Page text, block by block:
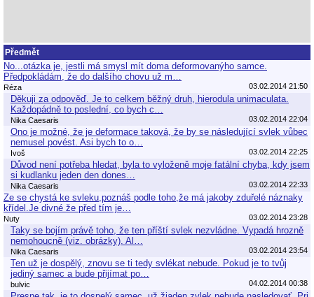
Předmět
No...otázka je, jestli má smysl mít doma deformovanýho samce.
Předpokládám, že do dalšího chovu už m…
Réza 03.02.2014 21:50
Děkuji za odpověď. Je to celkem běžný druh, hierodula unimaculata.
Každopádně to poslední, co bych c…
Nika Caesaris 03.02.2014 22:04
Ono je možné, že je deformace taková, že by se následující svlek vůbec
nemusel povést. Asi bych to o…
Ivoš 03.02.2014 22:25
Důvod není potřeba hledat, byla to vyloženě moje fatální chyba, kdy jsem
si kudlanku jeden den dones…
Nika Caesaris 03.02.2014 22:33
Ze se chystá ke svleku,poznáš podle toho,že má jakoby zduřelé náznaky
křídel.Je divné že před tím je…
Nuty 03.02.2014 23:28
Taky se bojím právě toho, že ten příští svlek nezvládne. Vypadá hrozně
nemohoucně (viz. obrázky). Al…
Nika Caesaris 03.02.2014 23:54
Ten už je dospělý, znovu se ti tedy svlékat nebude. Pokud je to tvůj
jediný samec a bude přijímat po…
bulvic 04.02.2014 00:38